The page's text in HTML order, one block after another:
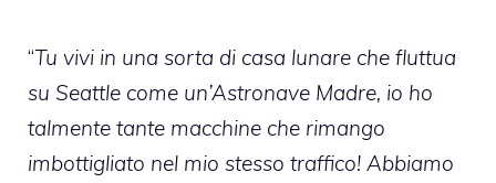
“Tu vivi in una sorta di casa lunare che fluttua
su Seattle come un’Astronave Madre, io ho
talmente tante macchine che rimango
imbottigliato nel mio stesso traffico! Abbiamo